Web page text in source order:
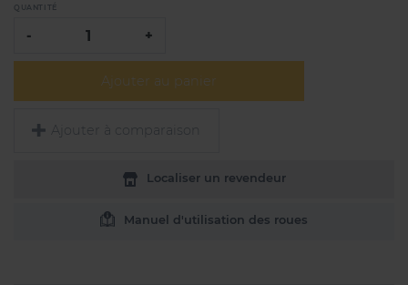
QUANTITÉ
- +
Ajouter au panier
Ajouter à comparaison
Localiser un revendeur
Manuel d'utilisation des roues